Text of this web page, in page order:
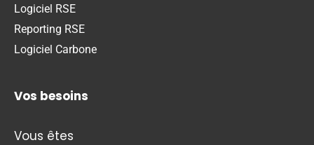
Logiciel RSE
Reporting RSE
Logiciel Carbone
Vos besoins
Vous êtes